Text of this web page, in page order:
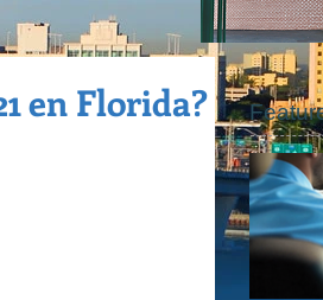
en Florida?